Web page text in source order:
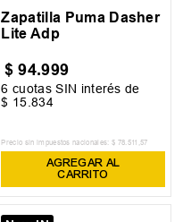
Zapatilla Puma Dasher
Lite Adp
$ 94.999
6 cuotas SIN interés de
$ 15 .834
Precio sin impuestos nacionales: $ 78.511 ,57
AGREGAR AL
CARRITO